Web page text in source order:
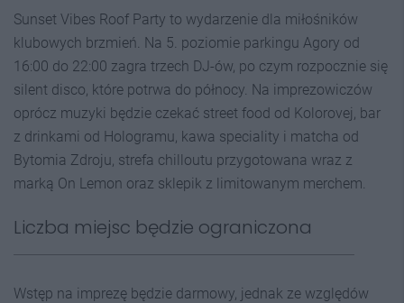
Sunset Vibes Roof Party to wydarzenie dla miłośników
klubowych brzmień. Na 5. poziomie parkingu Agory od
16:00 do 22:00 zagra trzech DJ-ów, po czym rozpocznie się
silent disco, które potrwa do północy. Na imprezowiczów
oprócz muzyki będzie czekać street food od Kolorovej, bar
z drinkami od Hologramu, kawa speciality i matcha od
Bytomia Zdroju, strefa chilloutu przygotowana wraz z
marką On Lemon oraz sklepik z limitowanym merchem.
Liczba miejsc będzie ograniczona
Wstęp na imprezę będzie darmowy, jednak ze względów